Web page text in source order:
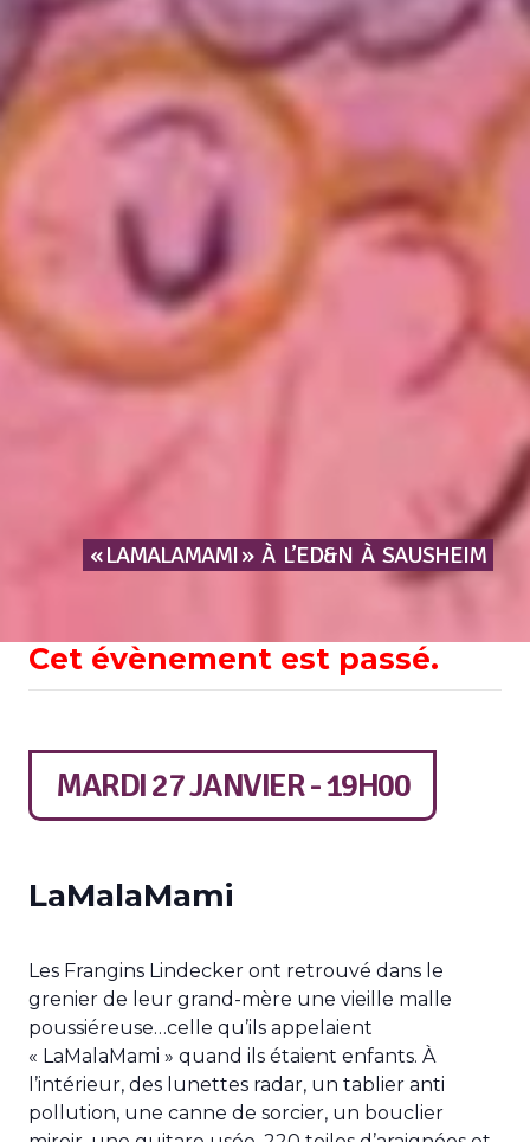
« LAMALAMAMI » À L’ED&N À SAUSHEIM
Cet évènement est passé.
MARDI 27 JANVIER - 19H00
LaMalaMami
Les Frangins Lindecker ont retrouvé dans le
grenier de leur grand-mère une vieille malle
poussiéreuse…celle qu’ils appelaient
« LaMalaMami » quand ils étaient enfants. À
l’intérieur, des lunettes radar, un tablier anti
pollution, une canne de sorcier, un bouclier